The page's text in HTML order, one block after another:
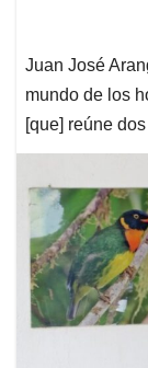
Juan José
mundo de los
[que] reúne